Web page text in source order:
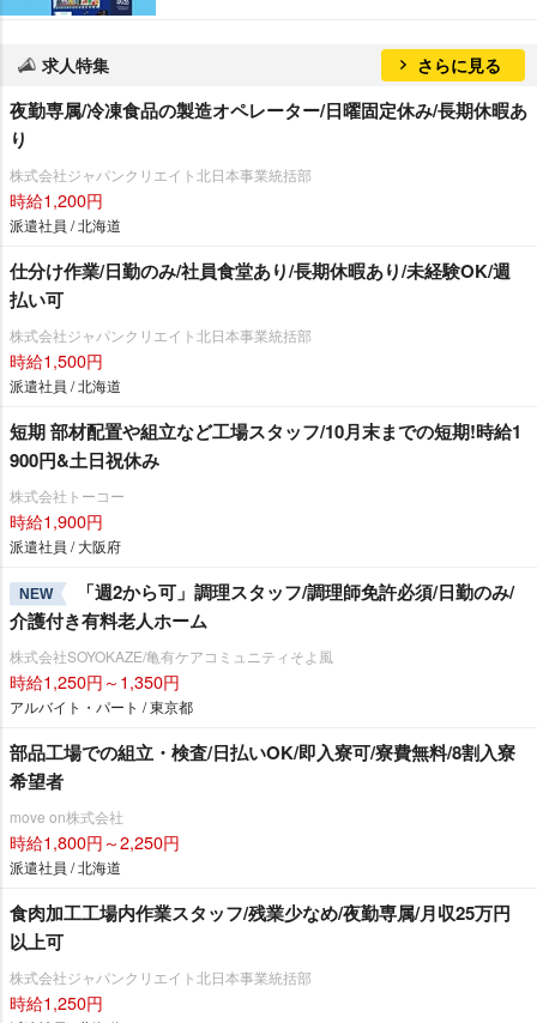
求人特集 さらに見る
夜勤専属/冷凍食品の製造オペレーター/日曜固定休み/長期休暇あ
り
株式会社ジャパンクリエイト北日本事業統括部
時給1,200円
派遣社員 / 北海道
仕分け作業/日勤のみ/社員食堂あり/長期休暇あり/未経験OK/週
払い可
株式会社ジャパンクリエイト北日本事業統括部
時給1,500円
派遣社員 / 北海道
短期 部材配置や組立など工場スタッフ/10月末までの短期!時給1
900円&土日祝休み
株式会社トーコー
時給1,900円
派遣社員 / 大阪府
NEW
「週2から可」調理スタッフ/調理師免許必須/日勤のみ/
介護付き有料老人ホーム
株式会社SOYOKAZE/亀有ケアコミュニティそよ風
時給1,250円～1,350円
アルバイト・パート / 東京都
部品工場での組立・検査/日払いOK/即入寮可/寮費無料/8割入寮
希望者
move on株式会社
時給1,800円～2,250円
派遣社員 / 北海道
食肉加工工場内作業スタッフ/残業少なめ/夜勤専属/月収25万円
以上可
株式会社ジャパンクリエイト北日本事業統括部
時給1,250円